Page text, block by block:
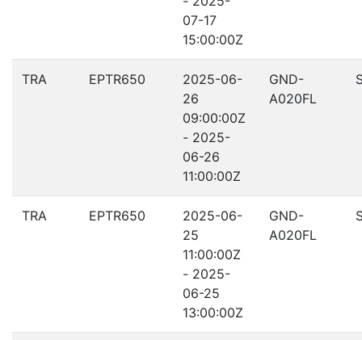
07-17
15:00:00Z
TRA EPTR650
2025-06-
26
09:00:00Z
- 2025-
06-26
11:00:00Z
GND-
A020FL
TRA EPTR650
2025-06-
25
11:00:00Z
- 2025-
06-25
13:00:00Z
GND-
A020FL